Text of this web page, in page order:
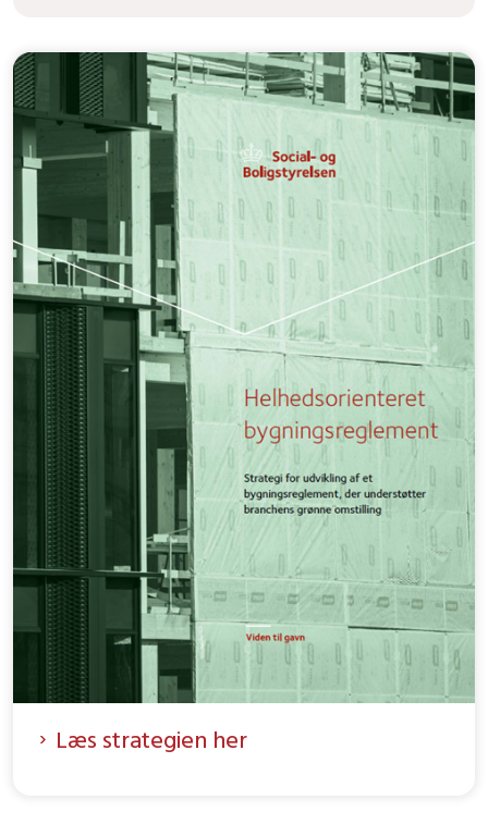
Læs strategien her